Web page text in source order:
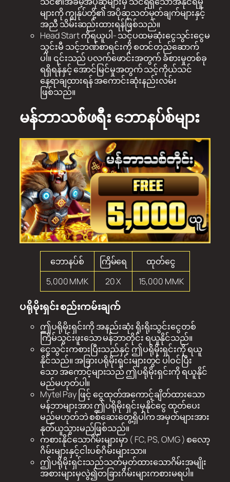
များကို ကျွန်ုပ်တို့၏ အပိုဆုသတ်မှတ်ချက်များနှင့်
အညီ သိမ်းဆည်းထားရန်ဖြစ်သည်။
Head Start ကိုရယူပါ- သင့်ပထမဆုံးငွေသွင်းငွေမ
သွင်းမီ သင့်ဘဏ်စာရင်းကို စတင်တည်ဆောက်
ပါ။ ၎င်းသည် ပလက်ဖောင်းအတွက် ခံစားမှုတစ်ခု
ရရှိရန်နှင့် အောင်မြင်မှုအတွက် သင့်ကိုယ်သင်
နေရာချထားရန် အကောင်းဆုံးနည်းလမ်း
ဖြစ်သည်။
မန်ဘာသစ်ဖရီး ဘောနပ်စ်များ
ဘောနပ်စ် ကြိမ်ရေ
ထုတ်ငွေ
5,000 MMK
20 X 15,000 MMK
ပရိုမိုးရှင်း စည်းကမ်းချက်
ဤပရိုမိုးရှင်းကို အနည်းဆုံး ရိုးရိုးသွင်းငွေတစ်
ကြိမ်သွင်းဖူးသော မန်ဘာတိုင်း ရယူနိုင်သည်။
ငွေသွင်းကစားပြီးသည်နှင့် ဤပရိုမိုးရှင်းကို ရယူ
နိုင်သည်။ အခြားပရိုမိုးရှင်းများတွင် ပါဝင်ပြီး
သော အကောင့်များသည် ဤပရိုမိုးရှင်းကို ရယူနိုင်
မည်မဟုတ်ပါ။
Mytel Pay ဖြင့် ငွေထုတ်အကောင့်ချိတ်ထားသော
မန်ဘာများအား ဤပရိုမိုးရှင်းမှနိုင်ငွေ ထုတ်ပေး
မည်မဟုတ်ဘဲ စစ်ဆေးတွေ့ရှိပါက အမှတ်များအား
နုတ်ယူသွားမည်ဖြစ်သည်။
ကစားနိုင်သောဂိမ်းများမှာ ( FC, PS, OMG ) စလော့
ဂိမ်းများနှင့်ငါးပစ်ဂိမ်းများသာ။
ဤပရိုမိုးရှင်းသည်သတ်မှတ်ထားသောဂိမ်းအမျိုး
အစားများမှလွဲ၍တခြားဂိမ်းများကစားမရပါ။